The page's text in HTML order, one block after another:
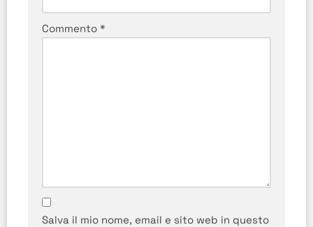
Commento *
Salva il mio nome, email e sito web in questo